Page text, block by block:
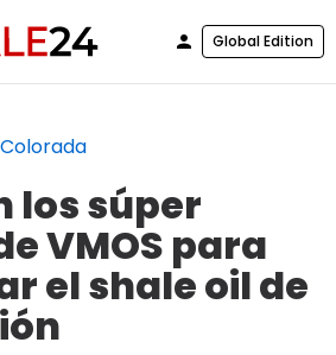
Global Edition
los súper
VMOS para
el shale oil de